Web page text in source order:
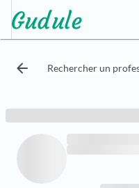
arrow_back Rechercher un